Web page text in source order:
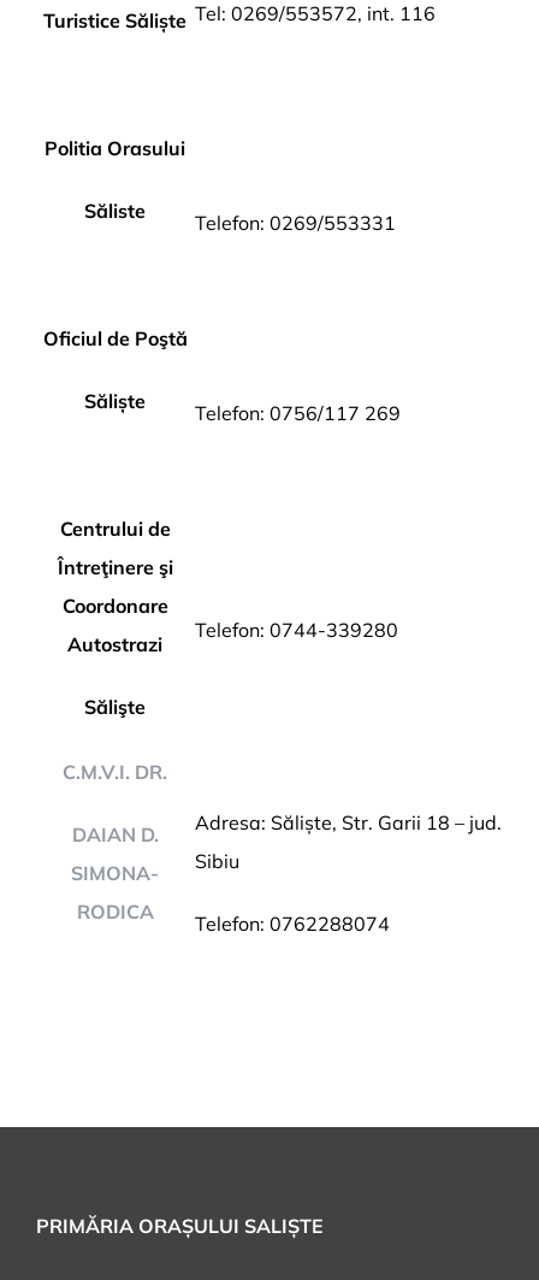
Turistice Săliște Tel: 0269/553572, int. 116
Politia Orasului
Săliste Telefon: 0269/553331
Oficiul de Poştă
Săliște Telefon: 0756/117 269
Centrului de
Întreţinere şi
Coordonare
Autostrazi
Sălişte
Telefon: 0744-339280
C.M.V.I. DR.
DAIAN D.
SIMONA-
RODICA
Adresa: Săliște, Str. Garii 18 – jud.
Sibiu
Telefon: 0762288074
PRIMĂRIA ORAȘULUI SALIȘTE